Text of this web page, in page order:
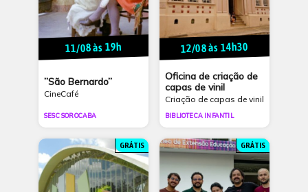
11/08 às 19h
”São Bernardo”
CineCafé
SESC SOROCABA
12/08 às 14h30
Oficina de criação de
capas de vinil
Criação de capas de vinil
BIBLIOTECA INFANTIL
GRÁTIS GRÁTIS